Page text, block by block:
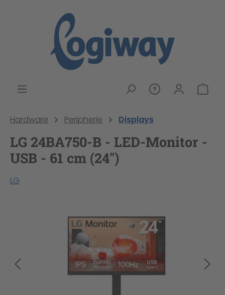
Hardware Peripherie Displays
LG 24BA750-B - LED-Monitor -
USB - 61 cm (24")
LG